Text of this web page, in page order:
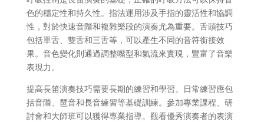
色的穩定性和持久性。指法運用涉及手指的靈活性和協調
性，對於快速音階和複雜樂段的演奏尤為重要。舌頭技巧
包括單舌、雙舌和三舌等，可以產生不同的音符銜接效
果。音色變化則通過調整嘴型和氣流來實現，豐富了音樂
表現力。
提高長笛演奏技巧需要長期的練習和學習。日常練習應包
括音階、琶音和長音練習等基礎訓練。參加專業課程、研
討會和大師班可以獲得專業指導。觀看優秀演奏者的表演